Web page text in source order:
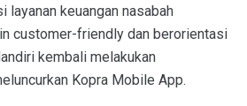
layanan keuangan nasabah
customer-friendly dan berorientasi
kembali melakukan
Kopra Mobile App.